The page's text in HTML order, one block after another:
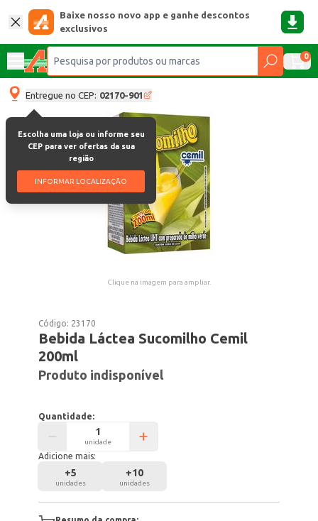
Baixe nosso novo app e ganhe descontos
exclusivos
0
Entregue no CEP: 02170-901
Escolha uma loja ou informe seu
CEP para ver ofertas da sua
região
INFORMAR LOCALIZAÇÃO
Clique na imagem para ampliar.
Código: 23170
Bebida Láctea Sucomilho Cemil
200ml
Produto indisponível
Quantidade:
unidade
Adicione mais:
+5
unidades
+10
unidades